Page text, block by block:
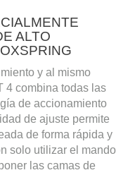
ALTO
y al mismo
4 combina todas las
de accionamiento
de ajuste permite
de forma rápida y
solo utilizar el mando
las camas de